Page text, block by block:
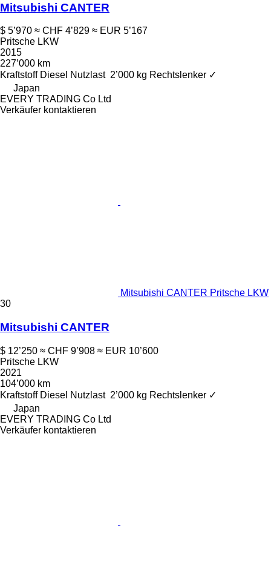
Mitsubishi CANTER
$ 5’970 ≈ CHF 4’829 ≈ EUR 5’167
Pritsche LKW
2015
227’000 km
Kraftstoff Diesel Nutzlast 2’000 kg Rechtslenker ✓
Japan
EVERY TRADING Co Ltd
Verkäufer kontaktieren
Mitsubishi CANTER Pritsche LKW
30
Mitsubishi CANTER
$ 12’250 ≈ CHF 9’908 ≈ EUR 10’600
Pritsche LKW
2021
104’000 km
Kraftstoff Diesel Nutzlast 2’000 kg Rechtslenker ✓
Japan
EVERY TRADING Co Ltd
Verkäufer kontaktieren